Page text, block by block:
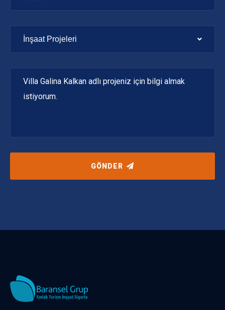
İnşaat Projeleri
GÖNDER